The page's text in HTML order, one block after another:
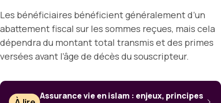
Les bénéficiaires bénéficient généralement d’un
abattement fiscal sur les sommes reçues, mais cela
dépendra du montant total transmis et des primes
versées avant l’âge de décès du souscripteur.
Assurance vie en islam : enjeux, principes